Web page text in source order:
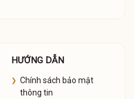
HƯỚNG DẪN
Chính sách bảo mật
thông tin